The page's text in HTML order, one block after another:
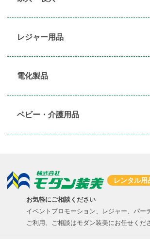
レジャー用品
電化製品​
ベビー・介護用品​
レンタル用
お気軽にご相談ください
イベントプロモーション、レジャー、パー
ご利用、ご相談はモダン装美にお任せくだ